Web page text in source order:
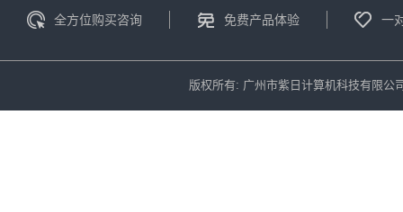
全方位购买咨询 免费产品体验 一
版权所有: 广州市紫日计算机科技有限公